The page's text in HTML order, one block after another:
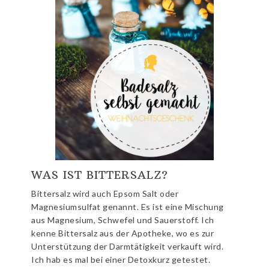
WAS IST BITTERSALZ?
Bittersalz wird auch Epsom Salt oder
Magnesiumsulfat genannt. Es ist eine Mischung
aus Magnesium, Schwefel und Sauerstoff. Ich
kenne Bittersalz aus der Apotheke, wo es zur
Unterstützung der Darmtätigkeit verkauft wird.
Ich hab es mal bei einer Detoxkurz getestet.